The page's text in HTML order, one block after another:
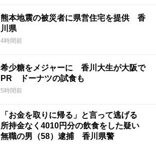
熊本地震の被災者に県営住宅を提供 香
川県
4時間前
希少糖をメジャーに 香川大生が大阪で
PR ドーナツの試食も
5時間前
「お金を取りに帰る」と言って逃げる
所持金なく4010円分の飲食をした疑い
無職の男（58）逮捕 香川県警